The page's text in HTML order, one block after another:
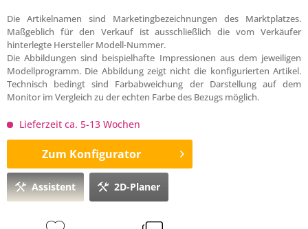
Die Artikelnamen sind Marketingbezeichnungen des Marktplatzes.
Maßgeblich für den Verkauf ist ausschließlich die vom Verkäufer
hinterlegte Hersteller Modell-Nummer.
Die Abbildungen sind beispielhafte Impressionen aus dem jeweiligen
Modellprogramm. Die Abbildung zeigt nicht die konfigurierten Artikel.
Technisch bedingt sind Farbabweichung der Darstellung auf dem
Monitor im Vergleich zu der echten Farbe des Bezugs möglich.
Lieferzeit ca. 5-13 Wochen
Zum Konfigurator
Assistent 2D-Planer